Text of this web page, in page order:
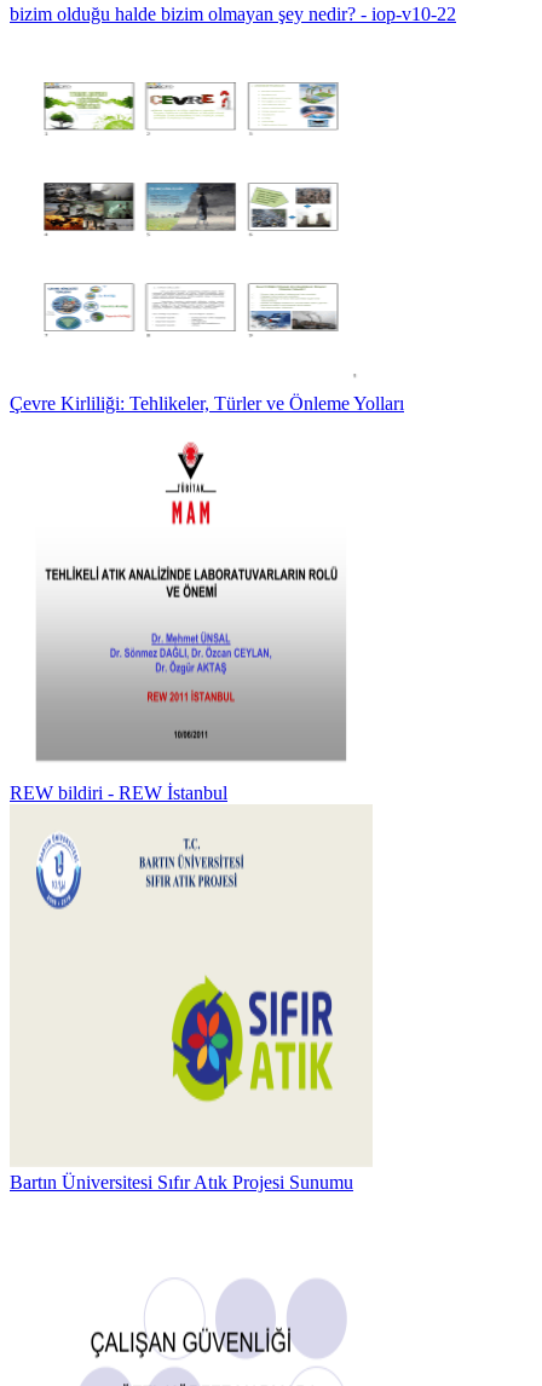
bizim olduğu halde bizim olmayan şey nedir? - iop-v10-22
Çevre Kirliliği: Tehlikeler, Türler ve Önleme Yolları
REW bildiri - REW İstanbul
Bartın Üniversitesi Sıfır Atık Projesi Sunumu